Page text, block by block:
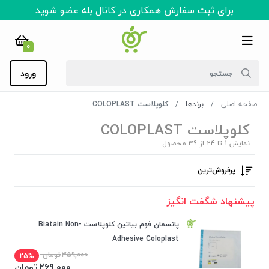
برای ثبت سفارش همکاری در کانال بله عضو شوید
0
ورود
صفحه اصلی برندها کلوپلاست COLOPLAST
کلوپلاست COLOPLAST
نمایش 1 تا 24 از 39 محصول
پرفروش‌ترین‌
پیشنهاد شگفت انگیز
پانسمان فوم بیاتین کلوپلاست Biatain Non-
Adhesive Coloplast
359,000تومان 25%